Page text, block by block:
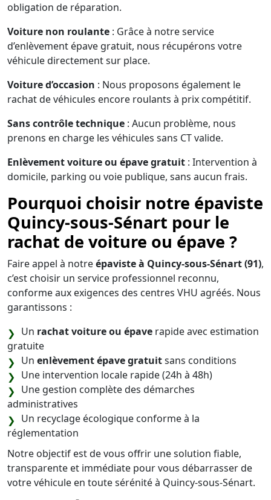
obligation de réparation.
Voiture non roulante : Grâce à notre service
d’enlèvement épave gratuit, nous récupérons votre
véhicule directement sur place.
Voiture d’occasion : Nous proposons également le
rachat de véhicules encore roulants à prix compétitif.
Sans contrôle technique : Aucun problème, nous
prenons en charge les véhicules sans CT valide.
Enlèvement voiture ou épave gratuit : Intervention à
domicile, parking ou voie publique, sans aucun frais.
Pourquoi choisir notre épaviste
Quincy-sous-Sénart pour le
rachat de voiture ou épave ?
Faire appel à notreépaviste à Quincy-sous-Sénart (91),
c’est choisir un service professionnel reconnu,
conforme aux exigences des centres VHU agréés. Nous
garantissons :
Un rachat voiture ou épave rapide avec estimation
gratuite
Un enlèvement épave gratuitsans conditions
Une intervention locale rapide (24h à 48h)
Une gestion complète des démarches
administratives
Un recyclage écologique conforme à la
réglementation
Notre objectif est de vous offrir une solution fiable,
transparente et immédiate pour vous débarrasser de
votre véhicule en toute sérénité à Quincy-sous-Sénart.